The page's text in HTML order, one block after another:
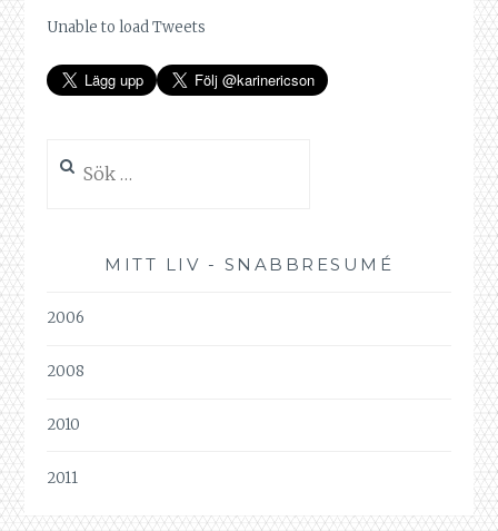
Unable to load Tweets
efter:
MITT LIV - SNABBRESUMÉ
2006
2008
2010
2011